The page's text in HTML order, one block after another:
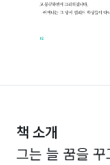
책 소개
그는 늘 꿈을